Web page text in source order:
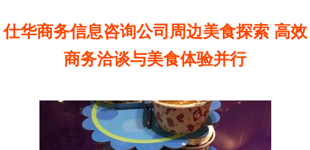
仕华商务信息咨询公司周边美食探索 高效
商务洽谈与美食体验并行